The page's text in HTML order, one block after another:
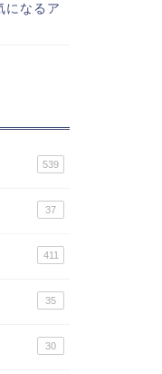
になるア
539
37
411
35
30